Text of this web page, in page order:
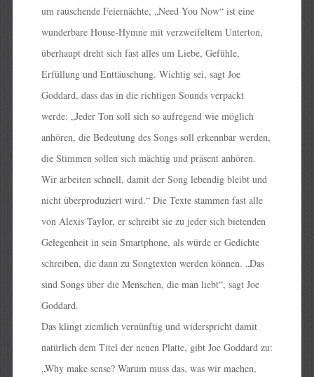
um rauschende Feiernächte, „Need You Now“ ist eine
wunderbare House-Hymne mit verzweifeltem Unterton,
überhaupt dreht sich fast alles um Liebe, Gefühle,
Erfüllung und Enttäuschung. Wichtig sei, sagt Joe
Goddard, dass das in die richtigen Sounds verpackt
werde: „Jeder Ton soll sich so aufregend wie möglich
anhören, die Bedeutung des Songs soll erkennbar werden,
die Stimmen sollen sich mächtig und präsent anhören.
Wir arbeiten schnell, damit der Song lebendig bleibt und
nicht überproduziert wird.“ Die Texte stammen fast alle
von Alexis Taylor, er schreibt sie zu jeder sich bietenden
Gelegenheit in sein Smartphone, als würde er Gedichte
schreiben, die dann zu Songtexten werden können. „Das
sind Songs über die Menschen, die man liebt“, sagt Joe
Goddard.
Das klingt ziemlich vernünftig und widerspricht damit
natürlich dem Titel der neuen Platte, gibt Joe Goddard zu:
„Why make sense? Warum muss das, was wir machen,